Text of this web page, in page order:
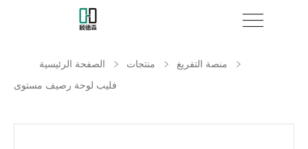
الصفحة الرئيسية منتجات منصة التفريغ
فليب لوحة رصيف مستوى